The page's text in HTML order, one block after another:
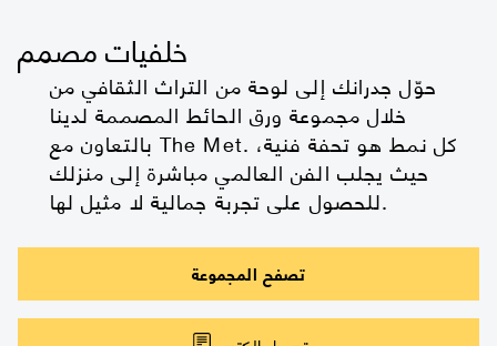
خلفيات مصمم
حوّل جدرانك إلى لوحة من التراث الثقافي من
خلال مجموعة ورق الحائط المصممة لدينا
بالتعاون مع The Met. كل نمط هو تحفة فنية،
حيث يجلب الفن العالمي مباشرة إلى منزلك
للحصول على تجربة جمالية لا مثيل لها.
تصفح المجموعة